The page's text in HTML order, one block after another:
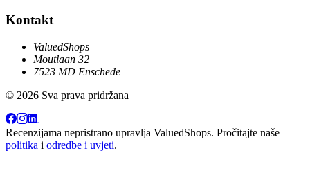
Kontakt
ValuedShops
Moutlaan 32
7523 MD Enschede
© 2026 Sva prava pridržana
Recenzijama nepristrano upravlja ValuedShops. Pročitajte naše
politika i odredbe i uvjeti.